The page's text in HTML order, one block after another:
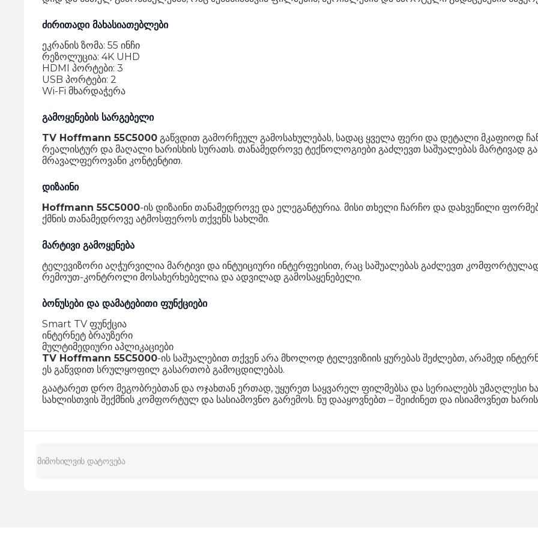
ძირითადი მახასიათებლები
ეკრანის ზომა: 55 ინჩი
რეზოლუცია: 4K UHD
HDMI პორტები: 3
USB პორტები: 2
Wi-Fi მხარდაჭერა
გამოყენების სარგებელი
TV Hoffmann 55C5000 გაწვდით გამორჩეულ გამოსახულებას, სადაც ყველა ფერი და დეტალი მკაფიოდ
რეალისტურ და მაღალი ხარისხის სურათს. თანამედროვე ტექნოლოგიები გაძლევთ საშუალებას მარტივად
მრავალფეროვანი კონტენტით.
დიზაინი
Hoffmann 55C5000-ის დიზაინი თანამედროვე და ელეგანტურია. მისი თხელი ჩარჩო და დახვეწილი
ქმნის თანამედროვე ატმოსფეროს თქვენს სახლში.
მარტივი გამოყენება
ტელევიზორი აღჭურვილია მარტივი და ინტუიციური ინტერფეისით, რაც საშუალებას გაძლევთ
რემოუთ-კონტროლი მოსახერხებელია და ადვილად გამოსაყენებელი.
ბონუსები და დამატებითი ფუნქციები
Smart TV ფუნქცია
ინტერნეტ ბრაუზერი
მულტიმედიური აპლიკაციები
TV Hoffmann 55C5000-ის საშუალებით თქვენ არა მხოლოდ ტელევიზიის ყურებას შეძლებთ, არამედ
ეს გაწვდით სრულყოფილ გასართობ გამოცდილებას.
გაატარეთ დრო მეგობრებთან და ოჯახთან ერთად, უყურეთ საყვარელ ფილმებსა და სერიალებს უმაღლესი
სახლისთვის შექმნის კომფორტულ და სასიამოვნო გარემოს. ნუ დააყოვნებთ – შეიძინეთ და ისიამოვნეთ